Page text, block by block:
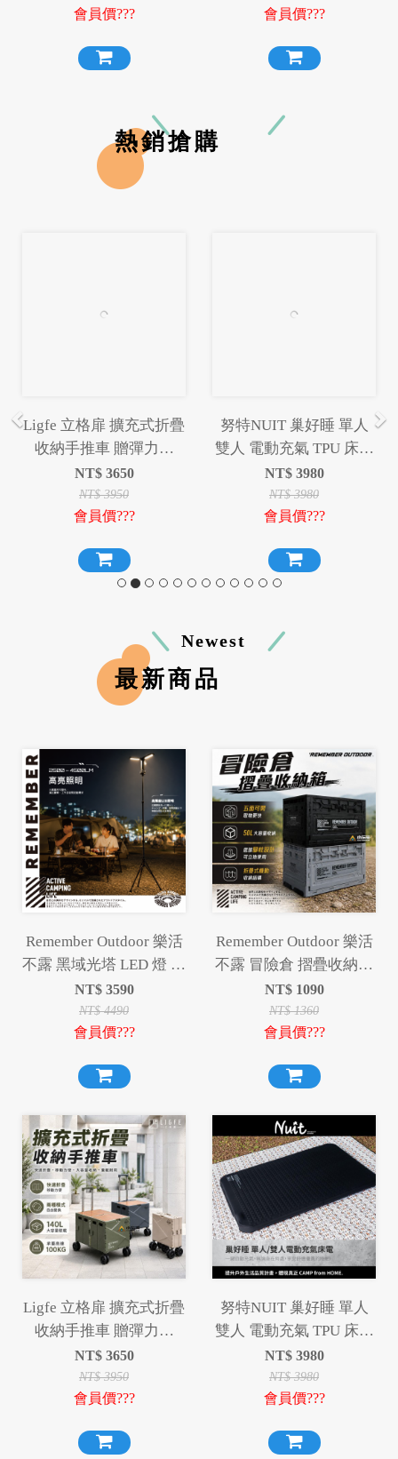
會員價??? 會員價???
熱銷搶購
擴充式折疊
贈彈力繩
推車 推車
努特NUIT 巢好睡 單人
雙人 電動充氣 TPU 床墊
內建電動幫浦 USB充電
露營充氣床墊 環島 登山
旅遊 露營 居家 睡床超彈
LEKE 折疊
供水器 出水
Newest
最新商品
Remember Outdoor 樂活
不露 黑域光塔 LED 燈 摺
疊燈 伸縮燈 掛燈 露營燈
工作燈 夜衝神器
NT$ 3590
NT$4490
會員價???
Remember Outdoor 樂活
不露 冒險倉 摺疊收納箱
摺疊箱 收納箱 置物箱
NT$ 1090
NT$1360
會員價???
Ligfe 立格扉 擴充式折疊
收納手推車 贈彈力繩
140L多型態手推車 推車
NT$ 3650
NT$3950
會員價???
努特NUIT 巢好睡 單人
雙人 電動充氣 TPU 床墊
內建電動幫浦 USB充電
露營充氣床墊 環島 登山
旅遊 露營 居家 睡床超彈
NT$ 3980
NT$3980
會員價???